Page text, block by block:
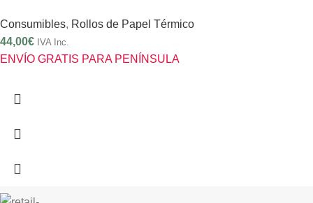
Consumibles, Rollos de Papel Térmico
44,00€ IVA Inc.
ENVÍO GRATIS PARA PENÍNSULA